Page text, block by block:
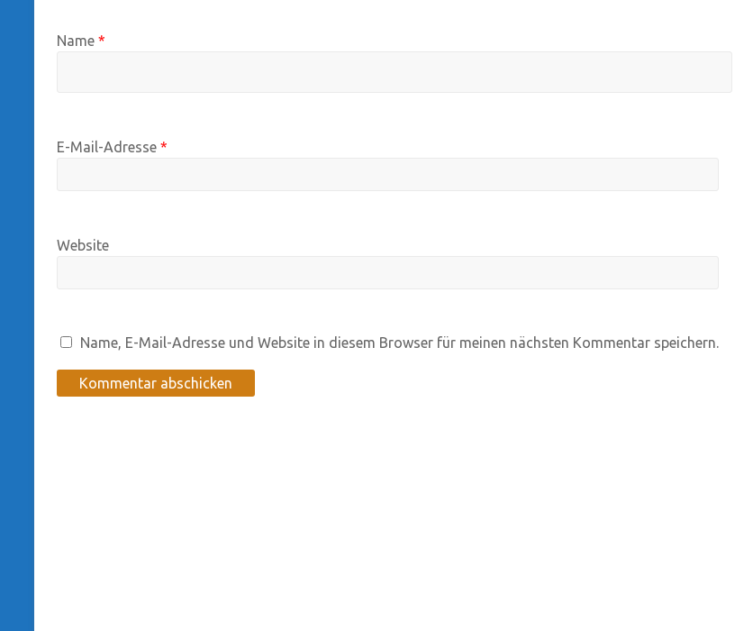
Name *
E-Mail-Adresse *
Website
Name, E-Mail-Adresse und Website in diesem Browser für meinen nächsten Kommentar speichern.